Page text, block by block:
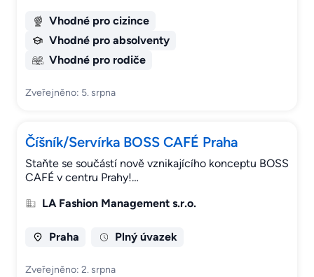
Vhodné pro cizince
Vhodné pro absolventy
Vhodné pro rodiče
Zveřejněno: 5. srpna
Číšník/Servírka BOSS CAFÉ Praha
Staňte se součástí nově vznikajícího konceptu BOSS
CAFÉ v centru Prahy!…
LA Fashion Management s.r.o.
Praha Plný úvazek
Zveřejněno: 2. srpna